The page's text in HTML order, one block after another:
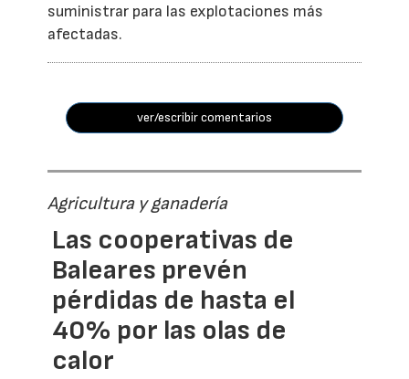
suministrar para las explotaciones más
afectadas.
ver/escribir comentarios
Agricultura y ganadería
Las cooperativas de
Baleares prevén
pérdidas de hasta el
40% por las olas de
calor